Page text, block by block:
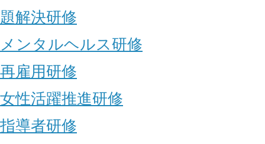
題解決研修
メンタルヘルス研修
再雇用研修
女性活躍推進研修
指導者研修